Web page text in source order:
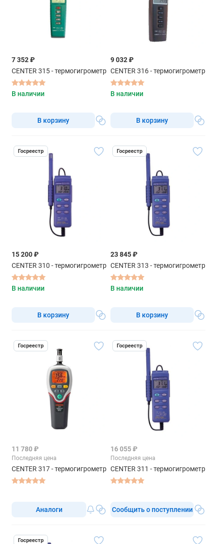
7 352 ₽
CENTER 315 - термогигрометр
В наличии
В корзину
9 032 ₽
CENTER 316 - термогигрометр
В наличии
В корзину
Госреестр
15 200 ₽
CENTER 310 - термогигрометр
В наличии
В корзину
Госреестр
23 845 ₽
CENTER 313 - термогигрометр
В наличии
В корзину
Госреестр
11 780 ₽
Последняя цена
CENTER 317 - термогигрометр
Аналоги
Госреестр
16 055 ₽
Последняя цена
CENTER 311 - термогигрометр
Сообщить о поступлении
Госреестр